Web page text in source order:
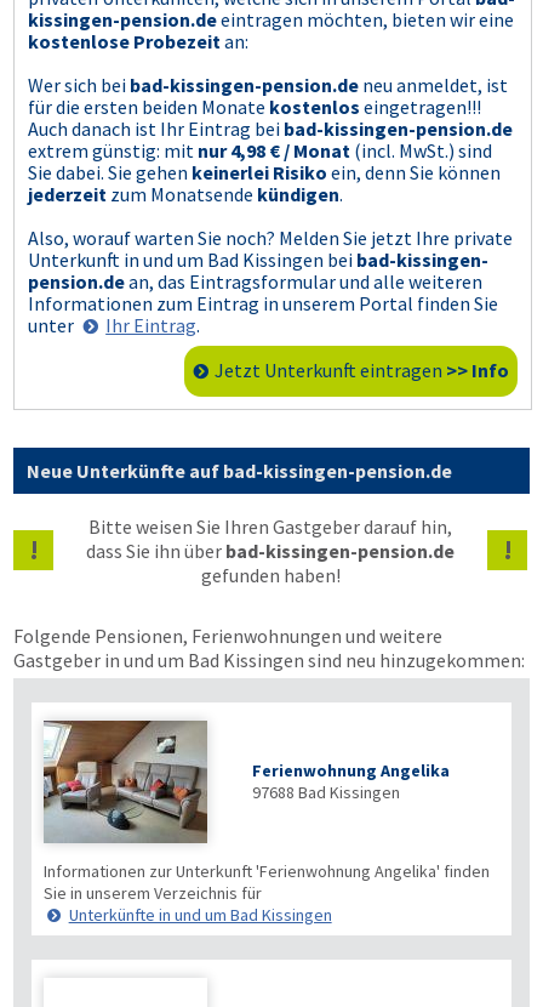
kissingen-pension.deeintragen möchten, bieten wir eine
kostenlose Probezeit an:
Wer sich bei bad-kissingen-pension.de neu anmeldet, ist
für die ersten beiden Monate kostenlos eingetragen!!!
Auch danach ist Ihr Eintrag bei bad-kissingen-pension.de
extrem günstig: mit nur 4,98 € / Monat (incl. MwSt.) sind
Sie dabei. Sie gehen keinerlei Risiko ein, denn Sie können
jederzeit zum Monatsende kündigen.
Also, worauf warten Sie noch? Melden Sie jetzt Ihre private
Unterkunft in und um Bad Kissingen bei bad-kissingen-
pension.dean, das Eintragsformular und alle weiteren
Informationen zum Eintrag in unserem Portal finden Sie
unter
Ihr Eintrag.
Jetzt Unterkunft eintragen >> Info
Neue Unterkünfte auf bad-kissingen-pension.de
!
Bitte weisen Sie Ihren Gastgeber darauf hin,
dass Sie ihn über bad-kissingen-pension.de
gefunden haben!
!
Folgende Pensionen, Ferienwohnungen und weitere
Gastgeber in und um Bad Kissingen sind neu hinzugekommen:
Ferienwohnung Angelika
97688 Bad Kissingen
Informationen zur Unterkunft 'Ferienwohnung Angelika' finden
Sie in unserem Verzeichnis für
Unterkünfte in und um Bad Kissingen